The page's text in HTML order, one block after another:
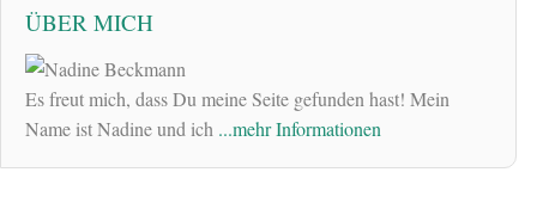
ÜBER MICH
Es freut mich, dass Du meine Seite gefunden hast! Mein
Name ist Nadine und ich ...mehr Informationen